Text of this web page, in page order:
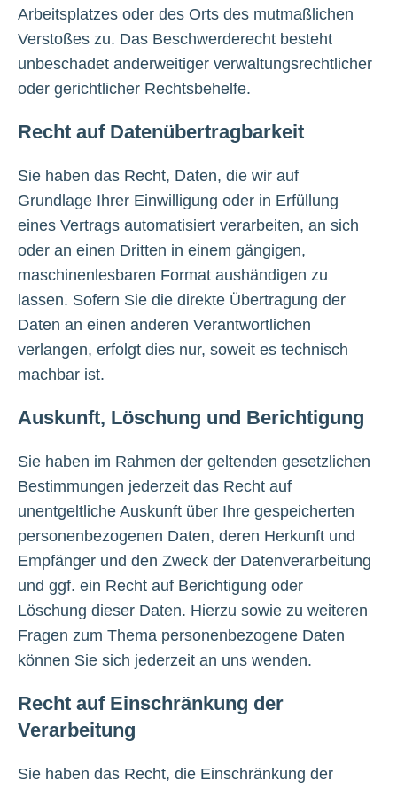
Arbeitsplatzes oder des Orts des mutmaßlichen
Verstoßes zu. Das Beschwerderecht besteht
unbeschadet anderweitiger verwaltungsrechtlicher
oder gerichtlicher Rechtsbehelfe.
Recht auf Datenübertragbarkeit
Sie haben das Recht, Daten, die wir auf
Grundlage Ihrer Einwilligung oder in Erfüllung
eines Vertrags automatisiert verarbeiten, an sich
oder an einen Dritten in einem gängigen,
maschinenlesbaren Format aushändigen zu
lassen. Sofern Sie die direkte Übertragung der
Daten an einen anderen Verantwortlichen
verlangen, erfolgt dies nur, soweit es technisch
machbar ist.
Auskunft, Löschung und Berichtigung
Sie haben im Rahmen der geltenden gesetzlichen
Bestimmungen jederzeit das Recht auf
unentgeltliche Auskunft über Ihre gespeicherten
personenbezogenen Daten, deren Herkunft und
Empfänger und den Zweck der Datenverarbeitung
und ggf. ein Recht auf Berichtigung oder
Löschung dieser Daten. Hierzu sowie zu weiteren
Fragen zum Thema personenbezogene Daten
können Sie sich jederzeit an uns wenden.
Recht auf Einschränkung der
Verarbeitung
Sie haben das Recht, die Einschränkung der